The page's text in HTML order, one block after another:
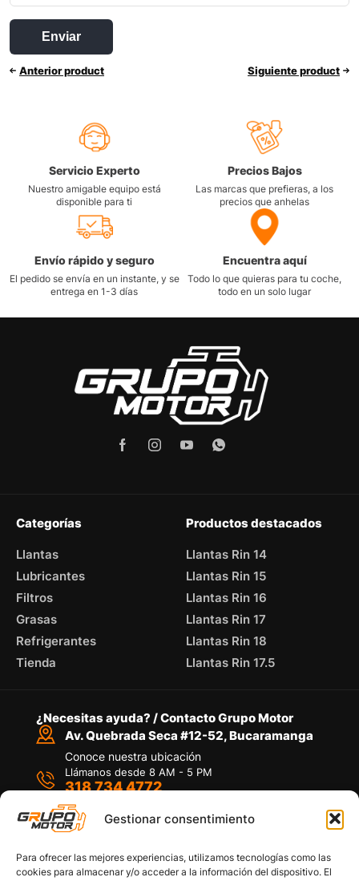
Gestionar consentimiento
Para ofrecer las mejores experiencias, utilizamos tecnologías como las
cookies para almacenar y/o acceder a la información del dispositivo. El
Anterior product Siguiente product
Servicio Experto
Nuestro amigable equipo está
disponible para ti
Precios Bajos
Las marcas que prefieras, a los
precios que anhelas
Envío rápido y seguro
El pedido se envía en un instante, y se
entrega en 1-3 días
Encuentra aquí
Todo lo que quieras para tu coche,
todo en un solo lugar
Categorías
Llantas
Lubricantes
Filtros
Grasas
Refrigerantes
Tienda
Productos destacados
Llantas Rin 14
Llantas Rin 15
Llantas Rin 16
Llantas Rin 17
Llantas Rin 18
Llantas Rin 17.5
¿Necesitas ayuda? / Contacto Grupo Motor
Av. Quebrada Seca #12-52, Bucaramanga
Conoce nuestra ubicación
Llámanos desde 8 AM - 5 PM
318 734 4772
Por medio de WhatsApp